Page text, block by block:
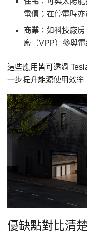
電價；在停電時亦
商業 ：如科技廠
廠（VPP）參與
這些應用皆可透過
一步提升能源使用效率
優缺點對比清